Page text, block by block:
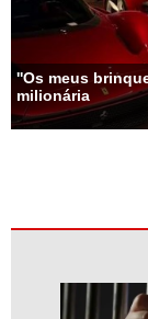
''Os meus
milionária